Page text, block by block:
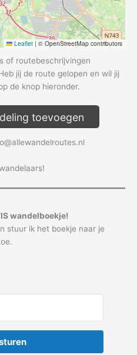
Leaflet | © OpenStreetMap contributors
of routebeschrijvingen
jij de route gelopen en wil jij
de knop hieronder.
toevoegen
wandelboekje!
stuur ik het boekje naar je